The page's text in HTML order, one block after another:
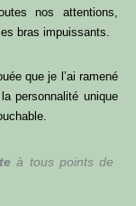
nos attentions,
bras impuissants.
que je l’ai ramené
personnalité unique
à tous points de